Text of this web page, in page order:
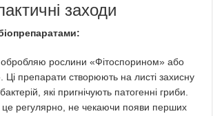
заходи
обробляю рослини «Фітоспорином» або
препарати створюють на листі захисну
які пригнічують патогенні гриби.
регулярно, не чекаючи появи перших